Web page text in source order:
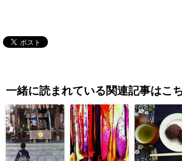
一緒に読まれている関連記事はこ